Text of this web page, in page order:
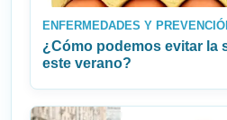
ENFERMEDADES Y
¿Cómo podemos evitar la
este verano?